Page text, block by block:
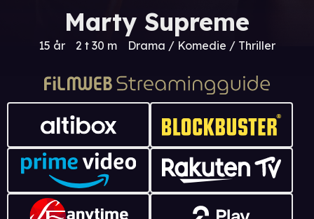
Marty Supreme
15 år 2 t 30 m Drama / Komedie / Thriller